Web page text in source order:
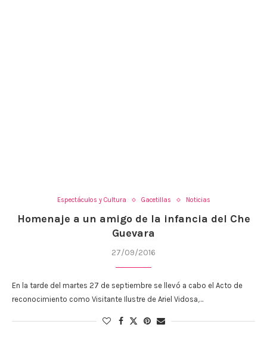
Espectáculos y Cultura Gacetillas Noticias
Homenaje a un amigo de la infancia del Che
Guevara
27/09/2016
En la tarde del martes 27 de septiembre se llevó a cabo el Acto de
reconocimiento como Visitante Ilustre de Ariel Vidosa,…